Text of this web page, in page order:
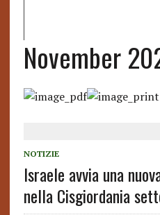
November
NOTIZIE
Israele avvia una
nella Cisgiordania